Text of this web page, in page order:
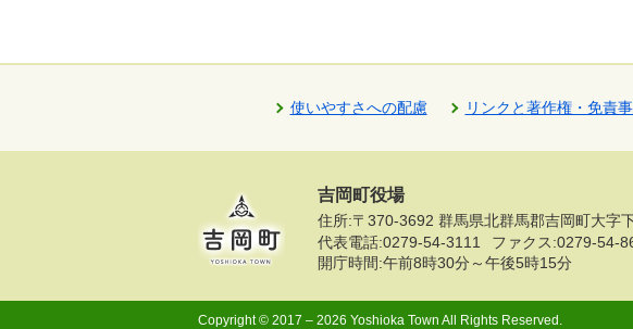
使いやすさへの配慮 リンクと著作権・免責
吉岡町役場
住所:〒370-3692 群馬県北群馬郡吉岡町大字
代表電話:0279-54-3111
ファクス:0279-54-
開庁時間:午前8時30分～午後5時15分
Copyright © 2017 – 2026 Yoshioka Town All Rights Reserved.